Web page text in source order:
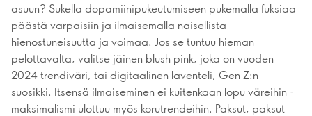
asuun? Sukella dopamiinipukeutumiseen pukemalla fuksiaa
päästä varpaisiin ja ilmaisemalla naisellista
hienostuneisuutta ja voimaa. Jos se tuntuu hieman
pelottavalta, valitse jäinen blush pink, joka on vuoden
2024 trendiväri, tai digitaalinen laventeli, Gen Z:n
suosikki. Itsensä ilmaiseminen ei kuitenkaan lopu väreihin -
maksimalismi ulottuu myös korutrendeihin. Paksut, paksut